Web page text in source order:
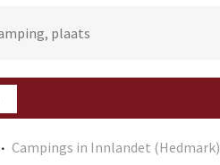
Campings in Innlandet (Hedmark)